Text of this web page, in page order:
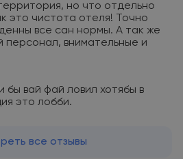
но что отдельно
это чистота отеля! Точно
все сан нормы. А так же
внимательные и
бы вай фай ловил хотябы в
это лобби.
все отзывы